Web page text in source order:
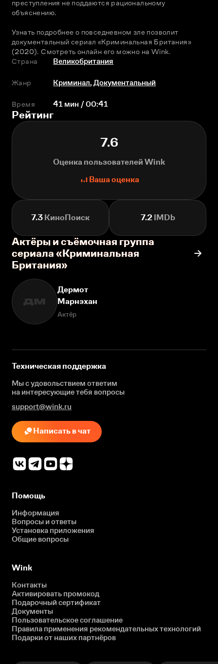
преступления не поддаются рациональному
объяснению.
Узнать подробнее о повседневном зле позволит
документальный сериал «Криминальная Британия»
(2020). Смотреть онлайн его можно на Wink.
Страна
Великобритания
Жанр Криминал,Документальный
Время 41 мин / 00:41
Рейтинг
7.6
Оценка пользователей Wink
Ваша оценка
7.3 КиноПоиск 7.2IMDb
Актёры и съёмочная группа
сериала «Криминальная
Британия»
ДМ
Дермот
Марнэхан
Актёр
Техническая поддержка
Мы с удовольствием ответим
на интересующиетебя вопросы
support@wink.ru
Написать в чат
Помощь
Информация
Вопросы и ответы
Установка приложения
Общие вопросы
Wink
Контакты
Активировать промокод
Подарочный сертификат
Документы
Пользовательское соглашение
Правила применения рекомендательных технологий
Подарки от наших партнёров